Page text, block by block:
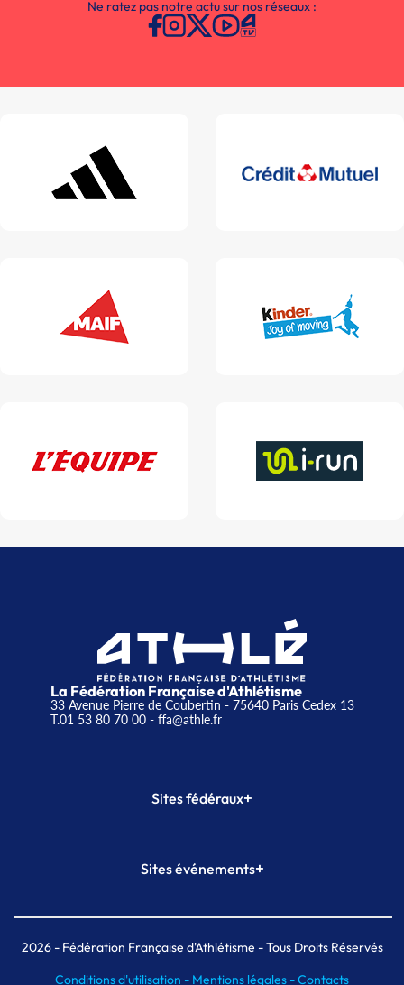
Ne ratez pas notre actu sur nos réseaux :
La Fédération Française d'Athlétisme
33 Avenue Pierre de Coubertin - 75640 Paris Cedex 13
T.01 53 80 70 00- ffa@athle.fr
Sites fédéraux+
Plateforme Formation
Sites événements+
Meeting de Paris indoor
MAIF Ekiden de Paris
2026- Fédération Française d'Athlétisme - Tous Droits Réservés
Conditions d'utilisation - Mentions légales -Contacts